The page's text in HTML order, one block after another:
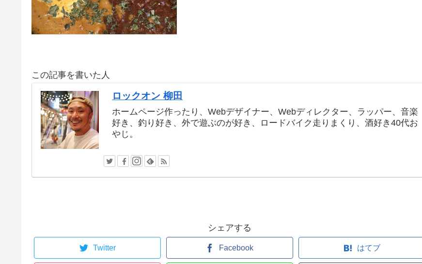
この記事を書いた人
ロックオン 柳田
ホームページ作ったり、Webデザイナー、Webディレクター、ラッパー、音楽
好き、釣り好き、外で遊ぶのが好き、ロードバイク走りまくり、酒好き40代お
やじ。
シェアする
Twitter Facebook はてブ